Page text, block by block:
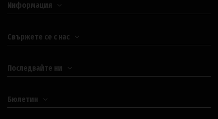
Информация
Свържете се с нас
Последвайте ни
Бюлетин